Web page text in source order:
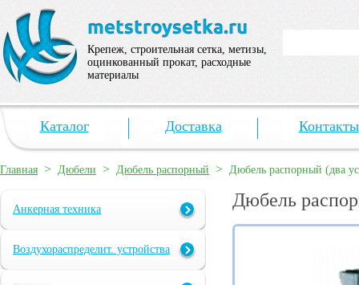
Крепеж, строительная сетка, метизы,
оцинкованный прокат, расходные
материалы
Каталог Доставка Контакты
Главная > Дюбели > Дюбель распорный > Дюбель распорный (два
Анкерная техника
Воздухораспределит. устройства
Дюбель